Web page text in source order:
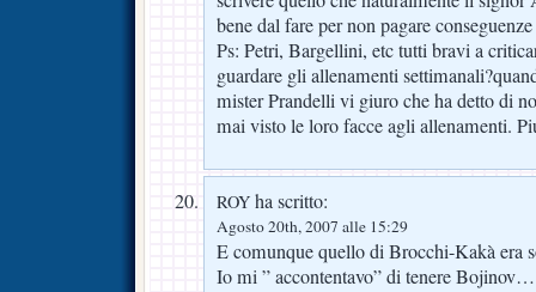
bene dal fare per non pagare
Ps: Petri, Bargellini, etc tutti bravi a
guardare gli allenamenti
mister Prandelli vi giuro che ha detto di
mai visto le loro facce agli allenamenti.
ROY ha scritto:
Agosto 20th, 2007 alle 15:29
E comunque quello di Brocchi-Kakà era
Io mi ” accontentavo” di tenere